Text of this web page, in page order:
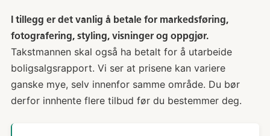
I tillegg er det vanlig å betale for markedsføring,
fotografering, styling, visninger og oppgjør.
Takstmannen skal også ha betalt for å utarbeide
boligsalgsrapport. Vi ser at prisene kan variere
ganske mye, selv innenfor samme område. Du bør
derfor innhente flere tilbud før du bestemmer deg.